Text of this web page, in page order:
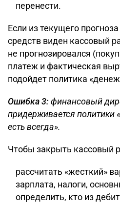
перенести.
Если из текущего
средств виден кассовый
не прогнозировался
платеж и фактическая
подойдет политика
Ошибка 3: финансовый
придерживается политики
есть всегда».
Чтобы закрыть кассовый
рассчитать «жесткий»
зарплата, налоги,
определить, кто из